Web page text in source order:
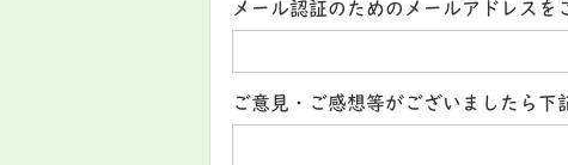
メール認証のためのメールアドレスを
ご意見・ご感想等がございましたら下